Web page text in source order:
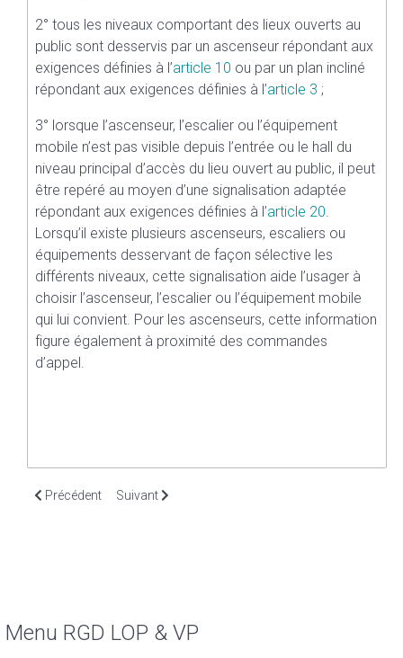
2° tous les niveaux comportant des lieux ouverts au
public sont desservis par un ascenseur répondant aux
exigences définies à l’article 10 ou par un plan incliné
répondant aux exigences définies à l’article 3 ;
3° lorsque l’ascenseur, l’escalier ou l’équipement
mobile n’est pas visible depuis l’entrée ou le hall du
niveau principal d’accès du lieu ouvert au public, il peut
être repéré au moyen d’une signalisation adaptée
répondant aux exigences définies à l’article 20
Lorsqu’il existe plusieurs ascenseurs, escaliers ou
équipements desservant de façon sélective les
différents niveaux, cette signalisation aide l’usager à
choisir l’ascenseur, l’escalier ou l’équipement mobile
qui lui convient. Pour les ascenseurs, cette information
figure également à proximité des commandes
d’appel.
Article précédent : Article 7. Circulations intérieures horizontales
Précédent Article suivant : Article 9. Escaliers
Suivant
Menu RGD LOP & VP